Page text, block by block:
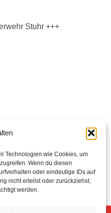
Technologien wie Cookies, um
Wenn du diesen
oder eindeutige IDs auf
nicht erteilst oder zurückziehst,
werden.
Stuhr +++